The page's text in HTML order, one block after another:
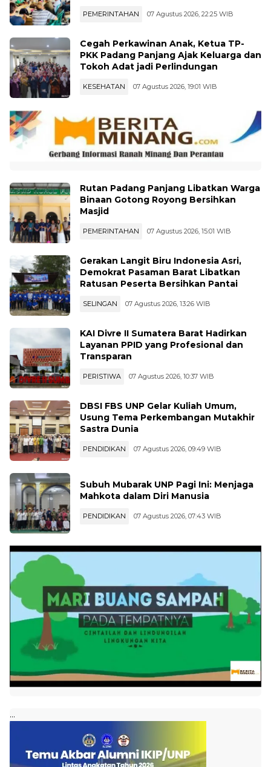
PEMERINTAHAN 07 Agustus 2026, 22:25 WIB
Cegah Perkawinan Anak, Ketua TP-
PKK Padang Panjang Ajak Keluarga dan
Tokoh Adat jadi Perlindungan
KESEHATAN 07 Agustus 2026, 19:01 WIB
Rutan Padang Panjang Libatkan Warga
Binaan Gotong Royong Bersihkan
Masjid
PEMERINTAHAN 07 Agustus 2026, 15:01 WIB
Gerakan Langit Biru Indonesia Asri,
Demokrat Pasaman Barat Libatkan
Ratusan Peserta Bersihkan Pantai
SELINGAN 07 Agustus 2026, 13:26 WIB
KAI Divre II Sumatera Barat Hadirkan
Layanan PPID yang Profesional dan
Transparan
PERISTIWA 07 Agustus 2026, 10:37 WIB
DBSI FBS UNP Gelar Kuliah Umum,
Usung Tema Perkembangan Mutakhir
Sastra Dunia
PENDIDIKAN 07 Agustus 2026, 09:49 WIB
Subuh Mubarak UNP Pagi Ini: Menjaga
Mahkota dalam Diri Manusia
PENDIDIKAN 07 Agustus 2026, 07:43 WIB
...